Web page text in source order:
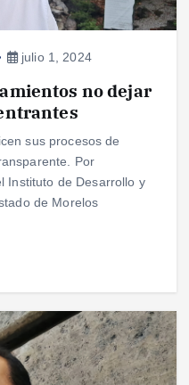
julio 1, 2024
no dejar
sus procesos de
Por
Instituto de Desarrollo y
de Morelos